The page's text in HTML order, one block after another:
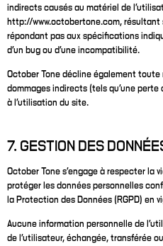
indirects causés au matériel de
http://www.octobertone.com, résultant
répondant pas aux spécifications
d’un bug ou d’une incompatibilité.
October Tone décline également
dommages indirects (tels qu’une
à l’utilisation du site.
7. GESTION DES
October Tone s'engage à respecter la
protéger les données personnelles
la Protection des Données (RGPD) en
Aucune information personnelle de
de l’utilisateur, échangée, transférée